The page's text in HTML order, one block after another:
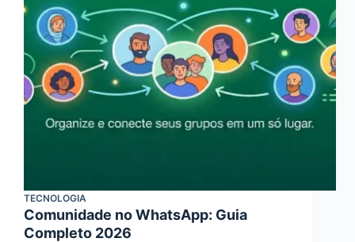
TECNOLOGIA
Comunidade no WhatsApp: Guia
Completo 2026